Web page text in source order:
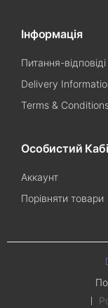
Інформація
Питання-відповіді
Delivery
Terms &
Особистий
Аккаунт
Порівняти товари